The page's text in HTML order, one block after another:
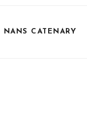
NANS CATENARY